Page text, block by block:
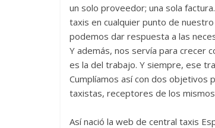
un solo proveedor; una sola
taxis en cualquier punto de
podemos dar respuesta a las
Y además, nos servía para crecer
es la del trabajo. Y siempre, ese
Cumplíamos así con dos objetivos
taxistas, receptores de los
Así nació la web de central taxis